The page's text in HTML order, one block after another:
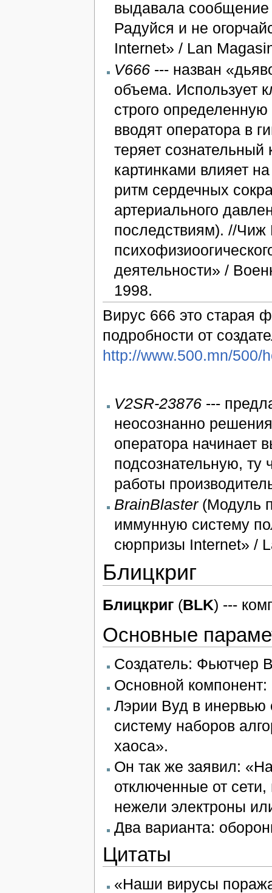
выдавала сообщение
Радуйся и не
Internet» / Lan
V666--- назван
объема. Использует
строго
вводят оператора в
теряет
картинками влияет
ритм сердечных
артериального
последствиям). //
деятельности» /
1998.
Вирус 666 это старая
подробности от
http://www.500.mn/500/
V2SR-23876---
неосознанно
оператора начинает
подсознательную, ту
работы
BrainBlaster(Модуль
иммунную систему
сюрпризы Internet» /
Блицкриг
Блицкриг(BLK) ---
Основные
Создатель: Фьютчер
Основной
Лэрии Вуд в инервью
систему наборов
хаоса».
Он так же заявил:
отключенные от
нежели электроны
Два варианта:
Цитаты
«Наши вирусы